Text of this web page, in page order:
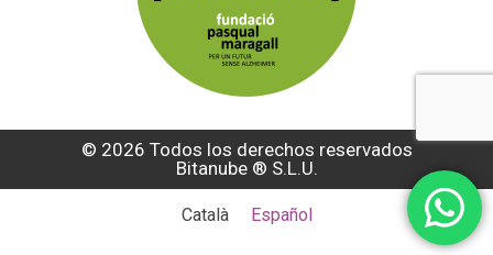
© 2026 Todos los derechos reservados
Bitanube ®️ S.L.U.
Català Español